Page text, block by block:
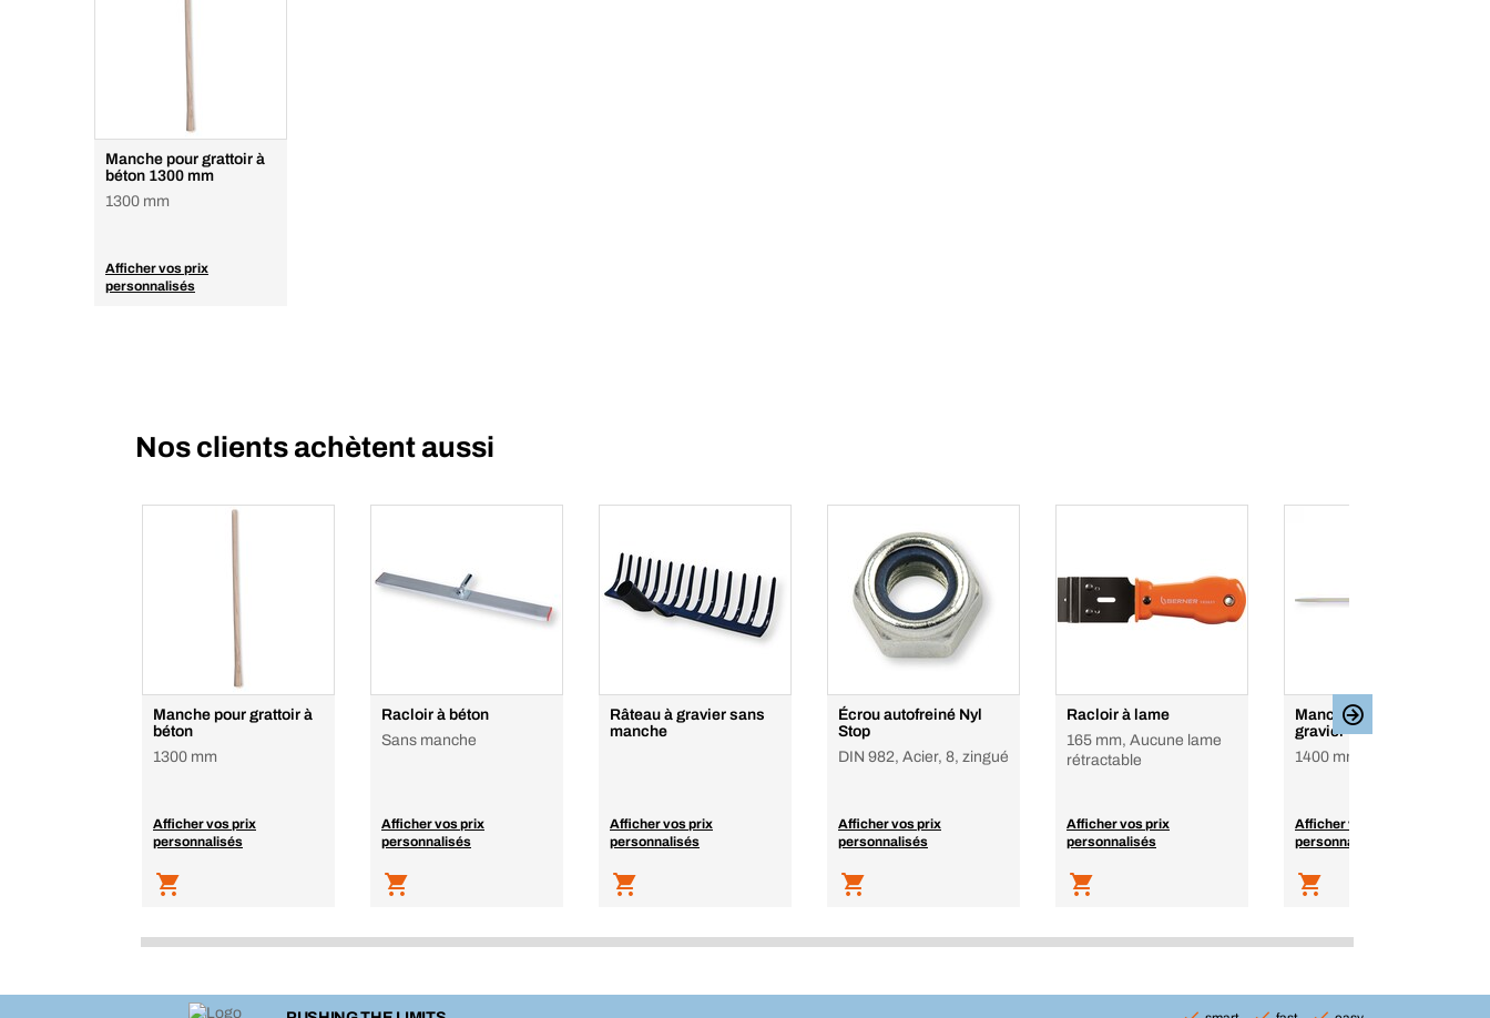
Manche pour grattoir à
béton 1300 mm
1300 mm
Afficher vos prix
personnalisés
Nos clients achètent aussi
Manche pour grattoir à
béton
1300 mm
Afficher vos prix
personnalisés
Racloir à béton
Sans manche
Afficher vos prix
personnalisés
Râteau à gravier sans
manche
Afficher vos prix
personnalisés
Écrou autofreiné Nyl
Stop
DIN 982, Acier, 8, zingué
Afficher vos prix
personnalisés
Racloir à lame
165 mm, Aucune lame
rétractable
Afficher vos prix
personnalisés
Manche pour râteau à
gravier
1400 mm
Afficher vos prix
personnalisés